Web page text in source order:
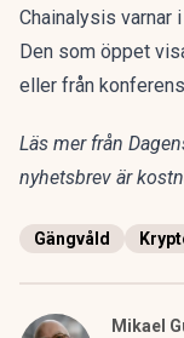
Chainalysis varnar
Den som öppet
eller från
Läs mer från
nyhetsbrev är
Gängvåld
Mikael